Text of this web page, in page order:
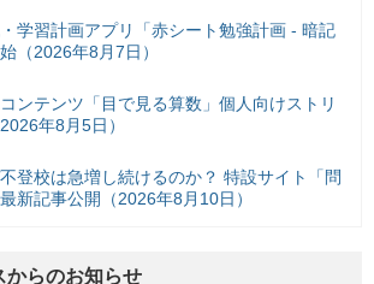
学習計画アプリ「赤シート勉強計画 - 暗記
（2026年8月7日）
ンテンツ「目で見る算数」個人向けストリ
年8月5日）
登校は急増し続けるのか？ 特設サイト「問
新記事公開（2026年8月10日）
からのお知らせ